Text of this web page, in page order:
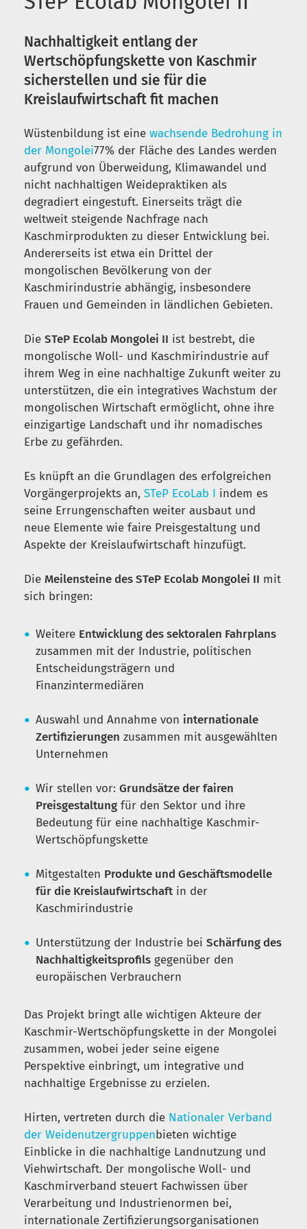
Nachhaltigkeit entlang der
Wertschöpfungskette von Kaschmir
sicherstellen und sie für die
Kreislaufwirtschaft fit machen
Wüstenbildung ist eine wachsende Bedrohung in
der Mongolei77% der Fläche des Landes werden
aufgrund von Überweidung, Klimawandel und
nicht nachhaltigen Weidepraktiken als
degradiert eingestuft. Einerseits trägt die
weltweit steigende Nachfrage nach
Kaschmirprodukten zu dieser Entwicklung bei.
Andererseits ist etwa ein Drittel der
mongolischen Bevölkerung von der
Kaschmirindustrie abhängig, insbesondere
Frauen und Gemeinden in ländlichen Gebieten.
Die STeP Ecolab Mongolei II ist bestrebt, die
mongolische Woll- und Kaschmirindustrie auf
ihrem Weg in eine nachhaltige Zukunft weiter zu
unterstützen, die ein integratives Wachstum der
mongolischen Wirtschaft ermöglicht, ohne ihre
einzigartige Landschaft und ihr nomadisches
Erbe zu gefährden.
Es knüpft an die Grundlagen des erfolgreichen
Vorgängerprojekts an, STeP EcoLab I indem es
seine Errungenschaften weiter ausbaut und
neue Elemente wie faire Preisgestaltung und
Aspekte der Kreislaufwirtschaft hinzufügt.
Die Meilensteine des STeP Ecolab Mongolei II mit
sich bringen:
Weitere Entwicklung des sektoralen Fahrplans
zusammen mit der Industrie, politischen
Entscheidungsträgern und
Finanzintermediären
Auswahl und Annahme von internationale
Zertifizierungen zusammen mit ausgewählten
Unternehmen
Wir stellen vor: Grundsätze der fairen
Preisgestaltung für den Sektor und ihre
Bedeutung für eine nachhaltige Kaschmir-
Wertschöpfungskette
Mitgestalten Produkte und Geschäftsmodelle
für die Kreislaufwirtschaftin der
Kaschmirindustrie
Unterstützung der Industrie bei Schärfung des
Nachhaltigkeitsprofils gegenüber den
europäischen Verbrauchern
Das Projekt bringt alle wichtigen Akteure der
Kaschmir-Wertschöpfungskette in der Mongolei
zusammen, wobei jeder seine eigene
Perspektive einbringt, um integrative und
nachhaltige Ergebnisse zu erzielen.
Hirten, vertreten durch die Nationaler Verband
der Weidenutzergruppenbieten wichtige
Einblicke in die nachhaltige Landnutzung und
Viehwirtschaft. Der mongolische Woll- und
Kaschmirverband steuert Fachwissen über
Verarbeitung und Industrienormen bei,
internationale Zertifizierungsorganisationen